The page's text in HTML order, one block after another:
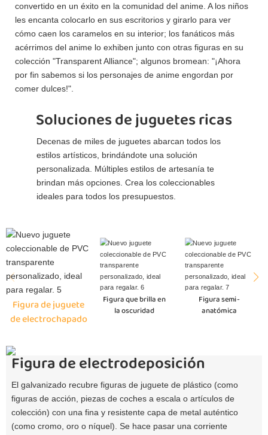
convertido en un éxito en la comunidad del anime. A los niños
les encanta colocarlo en sus escritorios y girarlo para ver
cómo caen los caramelos en su interior; los fanáticos más
acérrimos del anime lo exhiben junto con otras figuras en su
colección "Transparent Alliance"; algunos bromean: "¡Ahora
por fin sabemos si los personajes de anime engordan por
comer dulces!".
Soluciones de juguetes ricas
Decenas de miles de juguetes abarcan todos los
estilos artísticos, brindándote una solución
personalizada. Múltiples estilos de artesanía te
brindan más opciones. Crea los coleccionables
ideales para todos los presupuestos.
Figura de juguete
de electrochapado
Figura que brilla en
la oscuridad
Figura semi-
anatómica
Figura de electrodeposición
El galvanizado recubre figuras de juguete de plástico (como
figuras de acción, piezas de coches a escala o artículos de
colección) con una fina y resistente capa de metal auténtico
(como cromo, oro o níquel). Se hace pasar una corriente